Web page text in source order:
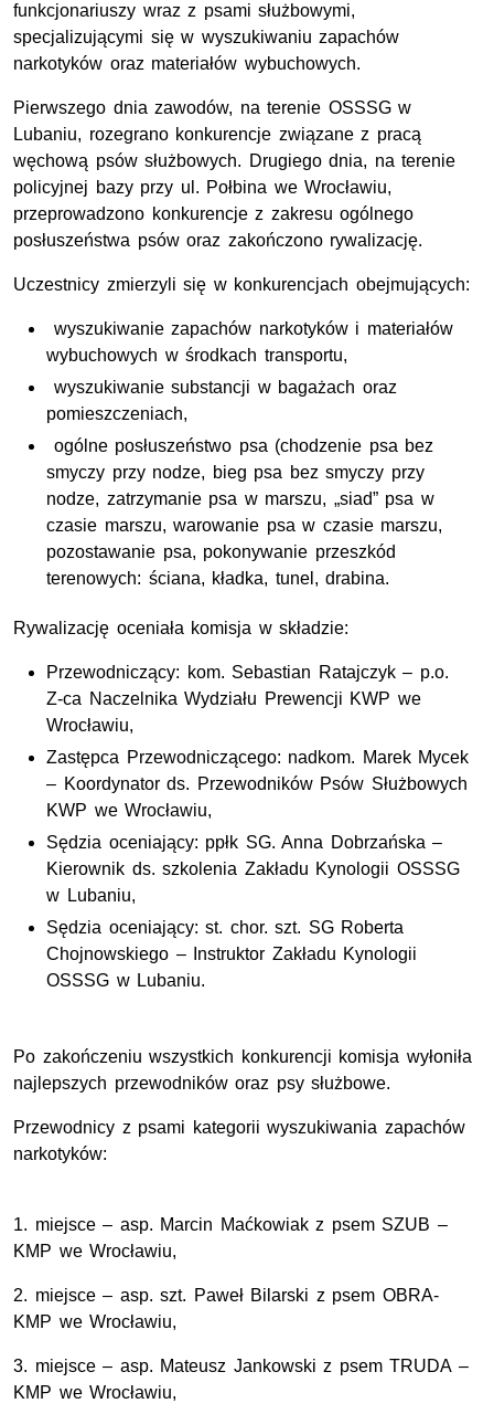
funkcjonariuszy wraz z psami służbowymi,
specjalizującymi się w wyszukiwaniu zapachów
narkotyków oraz materiałów wybuchowych.
Pierwszego dnia zawodów, na terenie OSSSG w
Lubaniu, rozegrano konkurencje związane z pracą
węchową psów służbowych. Drugiego dnia, na terenie
policyjnej bazy przy ul. Połbina we Wrocławiu,
przeprowadzono konkurencje z zakresu ogólnego
posłuszeństwa psów oraz zakończono rywalizację.
Uczestnicy zmierzyli się w konkurencjach obejmujących:
wyszukiwanie zapachów narkotyków i materiałów
wybuchowych w środkach transportu,
wyszukiwanie substancji w bagażach oraz
pomieszczeniach,
ogólne posłuszeństwo psa (chodzenie psa bez
smyczy przy nodze, bieg psa bez smyczy przy
nodze, zatrzymanie psa w marszu, „siad” psa w
czasie marszu, warowanie psa w czasie marszu,
pozostawanie psa, pokonywanie przeszkód
terenowych: ściana, kładka, tunel, drabina.
Rywalizację oceniała komisja w składzie:
Przewodniczący: kom. Sebastian Ratajczyk – p.o.
Z-ca Naczelnika Wydziału Prewencji KWP we
Wrocławiu,
Zastępca Przewodniczącego: nadkom. Marek Mycek
– Koordynator ds. Przewodników Psów Służbowych
KWP we Wrocławiu,
Sędzia oceniający: ppłk SG. Anna Dobrzańska –
Kierownik ds. szkolenia Zakładu Kynologii OSSSG
w Lubaniu,
Sędzia oceniający: st. chor. szt. SG Roberta
Chojnowskiego – Instruktor Zakładu Kynologii
OSSSG w Lubaniu.
Po zakończeniu wszystkich konkurencji komisja wyłoniła
najlepszych przewodników oraz psy służbowe.
Przewodnicy z psami kategorii wyszukiwania zapachów
narkotyków:
1. miejsce – asp. Marcin Maćkowiak z psem SZUB –
KMP we Wrocławiu,
2. miejsce – asp. szt. Paweł Bilarski z psem OBRA-
KMP we Wrocławiu,
3. miejsce – asp. Mateusz Jankowski z psem TRUDA –
KMP we Wrocławiu,